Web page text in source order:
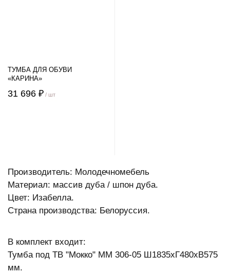
ТУМБА ДЛЯ ОБУВИ
«КАРИНА»
31 696 ₽ / шт
Производитель: Молодечномебель
Материал: массив дуба / шпон дуба.
Цвет: Изабелла.
Страна производства: Белоруссия.
В комплект входит:
Тумба под ТВ "Мокко" ММ 306-05 Ш1835xГ480хВ575
мм.